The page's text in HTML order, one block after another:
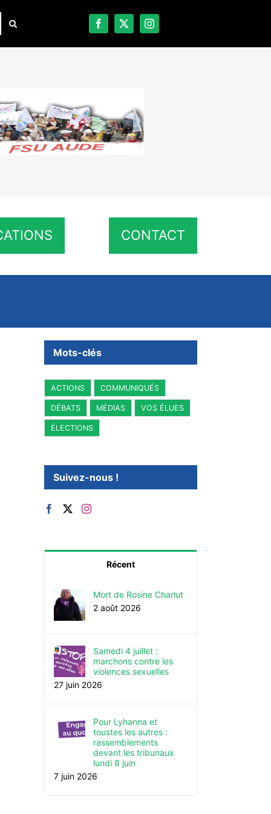
CONTACT
Mots-clés
ACTIONS COMMUNIQUÉS
DÉBATS MÉDIAS VOS ÉLUES
ÉLECTIONS
Suivez-nous !
Récent
Mort de Rosine Charlut
2 août 2026
Samedi 4 juillet :
marchons contre les
violences sexuelles
27 juin 2026
Pour Lyhanna et
toustes les autres :
rassemblements
devant les tribunaux
lundi 8 juin
7 juin 2026